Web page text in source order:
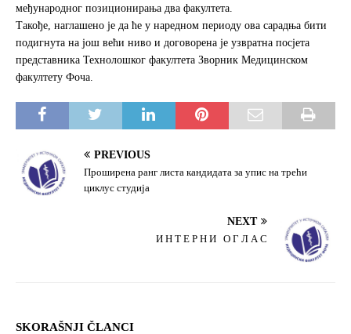
међународног позиционирања два факултета.
Такође, наглашено је да ће у наредном периоду ова сарадња бити
подигнута на још већи ниво и договорена је узвратна посјета
представника Технолошког факултета Зворник Медицинском
факултету Фоча.
PREVIOUS
Проширена ранг листа кандидата за упис на трећи
циклус студија
NEXT
И Н Т Е Р Н И О Г Л А С
SKORAŠNJI ČLANCI